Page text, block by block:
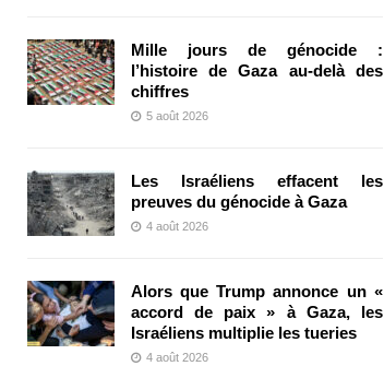
Mille jours de génocide :
l’histoire de Gaza au-delà des
chiffres
5 août 2026
Les Israéliens effacent les
preuves du génocide à Gaza
4 août 2026
Alors que Trump annonce un «
accord de paix » à Gaza, les
Israéliens multiplie les tueries
4 août 2026